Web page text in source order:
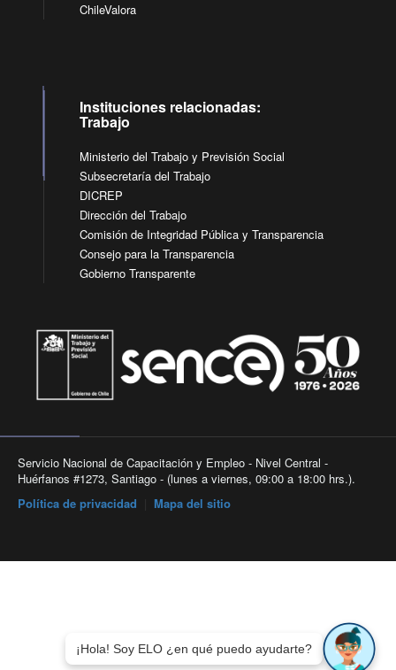
ChileValora
Instituciones relacionadas:
Trabajo
Ministerio del Trabajo y Previsión Social
Subsecretaría del Trabajo
DICREP
Dirección del Trabajo
Comisión de Integridad Pública y Transparencia
Consejo para la Transparencia
Gobierno Transparente
Servicio Nacional de Capacitación y Empleo - Nivel Central -
Huérfanos #1273, Santiago - (lunes a viernes, 09:00 a 18:00 hrs.).
Política de privacidad
Mapa del sitio
¡Hola! Soy ELO ¿en qué puedo ayudarte?